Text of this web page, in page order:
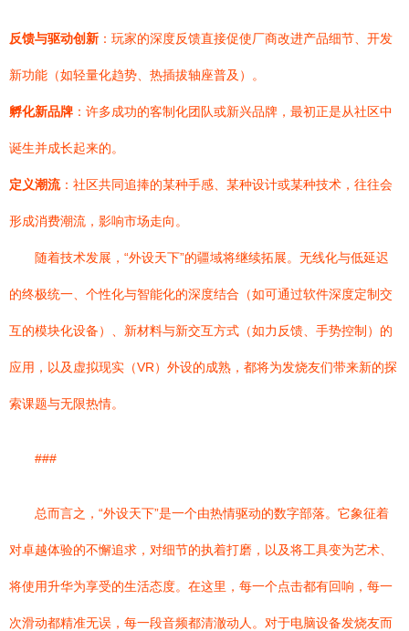
反馈与驱动创新 ：玩家的深度反馈直接促使厂商改进产品细节、开发
新功能（如轻量化趋势、热插拔轴座普及）。
孵化新品牌 ：许多成功的客制化团队或新兴品牌，最初正是从社区中
诞生并成长起来的。
定义潮流：社区共同追捧的某种手感、某种设计或某种技术，往往会
形成消费潮流，影响市场走向。
随着技术发展，“外设天下”的疆域将继续拓展。无线化与低延迟
的终极统一、个性化与智能化的深度结合（如可通过软件深度定制交
互的模块化设备）、新材料与新交互方式（如力反馈、手势控制）的
应用，以及虚拟现实（VR）外设的成熟，都将为发烧友们带来新的探
索课题与无限热情。
###
总而言之，“外设天下”是一个由热情驱动的数字部落。它象征着
对卓越体验的不懈追求，对细节的执着打磨，以及将工具变为艺术、
将使用升华为享受的生活态度。在这里，每一个点击都有回响，每一
次滑动都精准无误，每一段音频都清澈动人。对于电脑设备发烧友而